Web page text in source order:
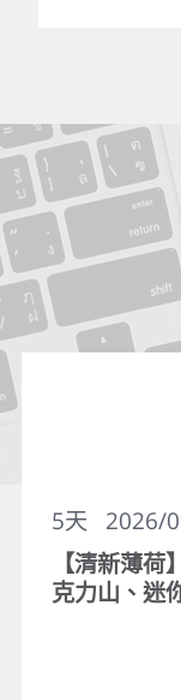
2026/
5天
【清新薄
克力山、迷